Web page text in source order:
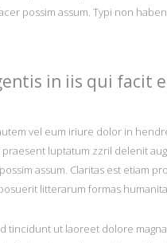
possim assum. Typi non
in iis qui facit
vel eum iriure dolor in
luptatum zzril delenit
assum. Claritas est etiam
litterarum formas
ut laoreet dolore